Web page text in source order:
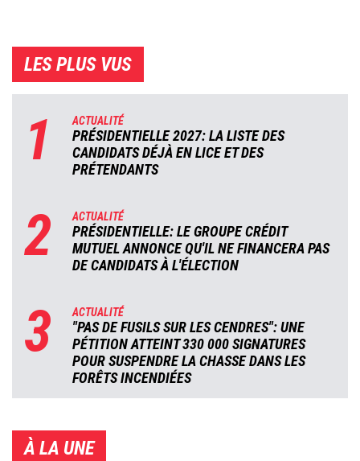
LES PLUS VUS
1 ACTUALITÉ
PRÉSIDENTIELLE 2027: LA LISTE DES
CANDIDATS DÉJÀ EN LICE ET DES
PRÉTENDANTS
2 ACTUALITÉ
PRÉSIDENTIELLE: LE GROUPE CRÉDIT
MUTUEL ANNONCE QU'IL NE FINANCERA PAS
DE CANDIDATS À L'ÉLECTION
3 ACTUALITÉ
"PAS DE FUSILS SUR LES CENDRES": UNE
PÉTITION ATTEINT 330 000 SIGNATURES
POUR SUSPENDRE LA CHASSE DANS LES
FORÊTS INCENDIÉES
À LA UNE